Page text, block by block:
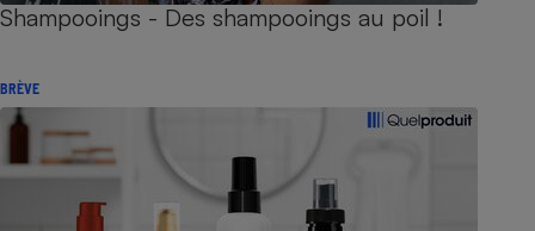
Shampooings - Des shampooings au poil !
BRÈVE